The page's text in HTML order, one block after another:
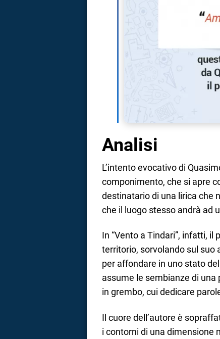
Analisi
L’intento evocativo di
componimento, che si apre
destinatario di una lirica che
che il luogo stesso andrà ad
In “Vento a Tindari”, infatti,
territorio, sorvolando sul suo
per affondare in uno stato
assume le sembianze di una
in grembo, cui dedicare
Il cuore dell’autore è
i contorni di una dimensione